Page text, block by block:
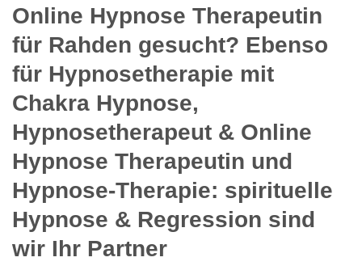
Online Hypnose Therapeutin
für Rahden gesucht? Ebenso
für Hypnosetherapie mit
Chakra Hypnose,
Hypnosetherapeut & Online
Hypnose Therapeutin und
Hypnose-Therapie: spirituelle
Hypnose & Regression sind
wir Ihr Partner